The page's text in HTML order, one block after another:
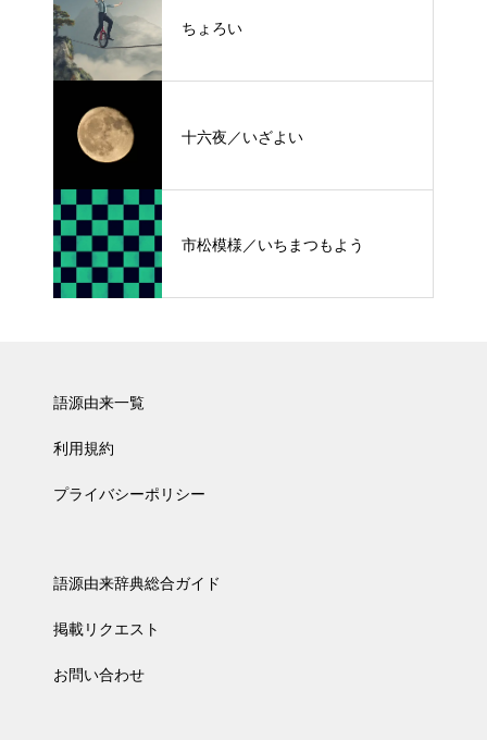
ちょろい
十六夜／いざよい
市松模様／いちまつもよう
語源由来一覧
利用規約
プライバシーポリシー
語源由来辞典総合ガイド
掲載リクエスト
お問い合わせ